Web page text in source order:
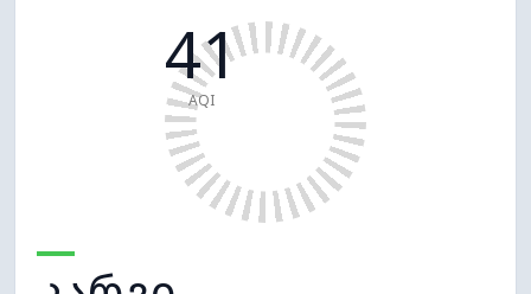
41
AQI